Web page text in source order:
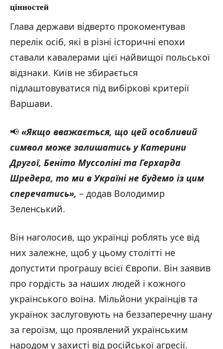
цінностей
Глава держави відверто прокоментував
перелік осіб, які в різні історичні епохи
ставали кавалерами цієї найвищої польської
відзнаки. Київ не збирається
підлаштовуватися під вибіркові критерії
Варшави.
📢 «Якщо вважається, що цей особливий
символ може залишатись у Катерини
Другої, Беніто Муссоліні та Герхарда
Шредера, то ми в Україні не будемо із цим
сперечатись», – додав Володимир
Зеленський.
Він наголосив, що українці роблять усе від
них залежне, щоб у цьому столітті не
допустити програшу всієї Європи. Він заявив
про гордість за наших людей і кожного
українського воїна. Мільйони українців та
українок заслуговують на беззаперечну шану
за героїзм, що проявлений українським
народом у захисті від російської агресії.